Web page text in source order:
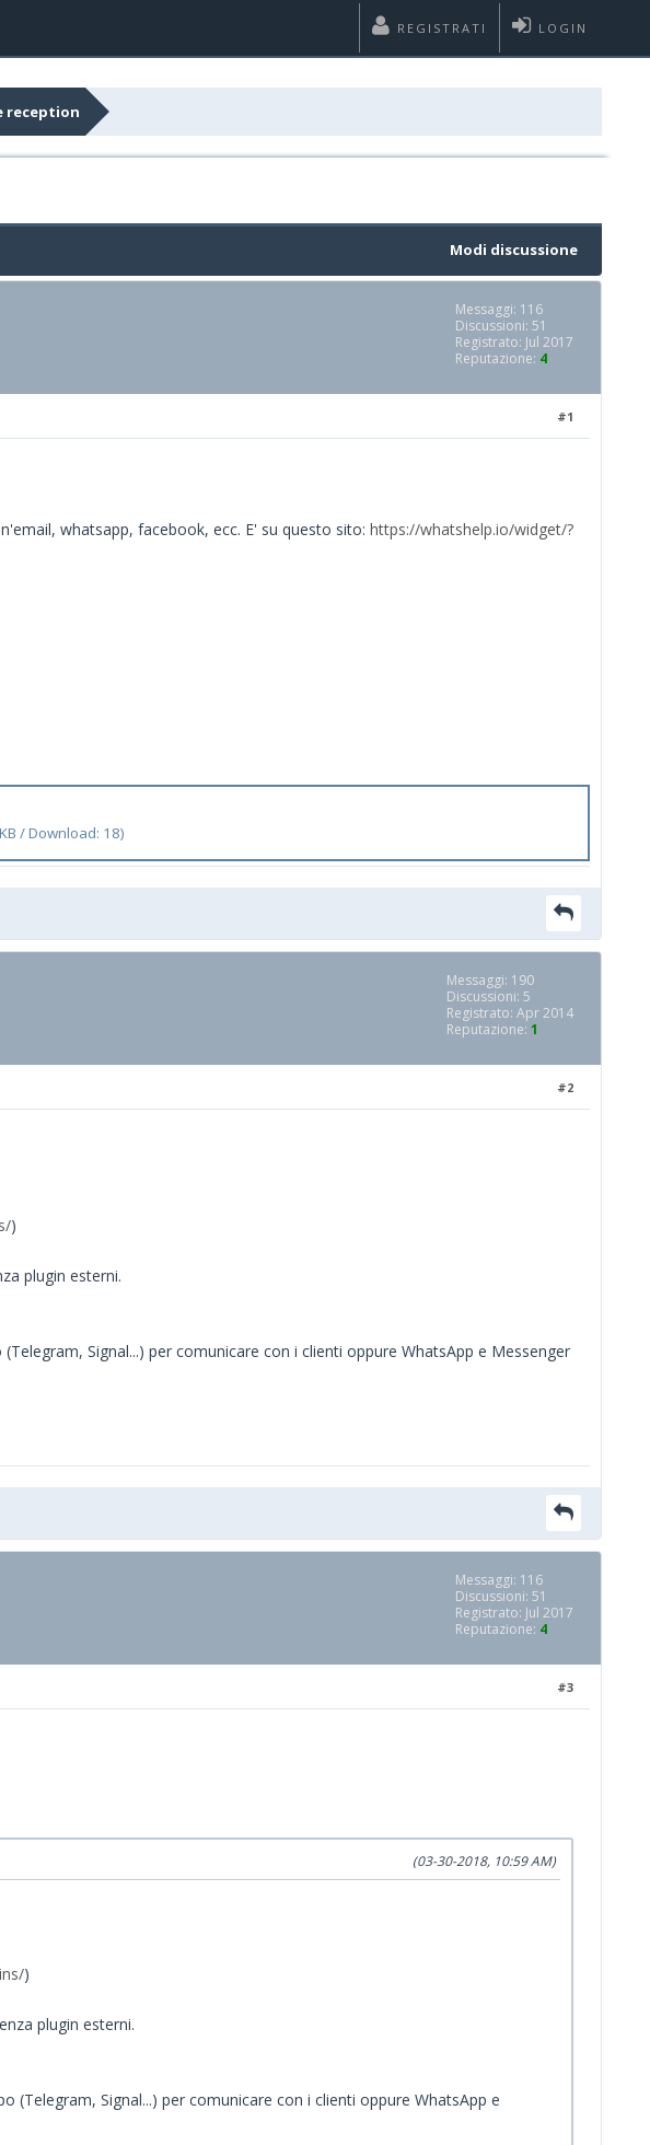
LOGIN
REGISTRATI
reception
Modi discussione
Messaggi: 116
Discussioni: 51
Registrato: Jul 2017
Reputazione: 4
#1
whatsapp, facebook, ecc. E' su questo sito: https://whatshelp.io/widget/?
/ Download: 18)
Messaggi: 190
Discussioni: 5
Registrato: Apr 2014
Reputazione: 1
#2
)
plugin esterni.
Signal...) per comunicare con i clienti oppure WhatsApp e Messenger
Messaggi: 116
Discussioni: 51
Registrato: Jul 2017
Reputazione: 4
#3
(03-30-2018, 10:59 AM)
)
plugin esterni.
Signal...) per comunicare con i clienti oppure WhatsApp e